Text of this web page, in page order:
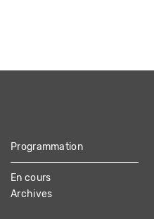
Programmation
En cours
Archives